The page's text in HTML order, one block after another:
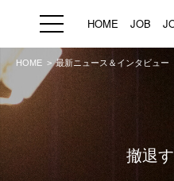
HOME JOB
HOME
HOME 最新ニュース＆インタビュー
撤退